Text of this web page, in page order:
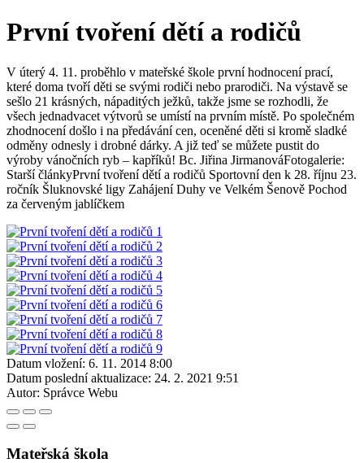
První tvoření dětí a rodičů
V úterý 4. 11. proběhlo v mateřské škole první hodnocení prací,
které doma tvoří děti se svými rodiči nebo prarodiči. Na výstavě se
sešlo 21 krásných, nápaditých ježků, takže jsme se rozhodli, že
všech jednadvacet výtvorů se umístí na prvním místě. Po společném
zhodnocení došlo i na předávání cen, oceněné děti si kromě sladké
odměny odnesly i drobné dárky. A již teď se můžete pustit do
výroby vánočních ryb – kapříků! Bc. Jiřina JirmanováFotogalerie:
Starší článkyPrvní tvoření dětí a rodičů Sportovní den k 28. říjnu 23.
ročník Šluknovské ligy Zahájení Duhy ve Velkém Šenově Pochod
za červeným jablíčkem
Datum vložení: 6. 11. 2014 8:00
Datum poslední aktualizace: 24. 2. 2021 9:51
Autor: Správce Webu
Mateřská škola